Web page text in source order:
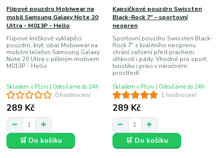
0 hodnocení
Flipové pouzdro Mobiwear na
mobil Samsung Galaxy Note 20
Ultra - M013P - Hello
Flipové knížkové vyklápěcí
pouzdro, kryt, obal Mobiwear na
mobilní telefon Samsung Galaxy
Note 20 Ultra s pěkným motivem
M013P - Hello
289 Kč
Skladem v Plzni | Odesíláme do 24h
🛒 Do košíku
1 hodnocení
Kapsičkové pouzdro Swissten
Black-Rock 7" – sportovní
neopren
Sportovní pouzdro Swissten Black-
Rock 7" z kvalitního neoprenu
chrání zařízení před prachem,
vlhkostí i pády. Vhodné pro sport,
turistiku i práci v náročném
prostředí.
289 Kč
Skladem v Plzni | Odesíláme do 24h
🛒 Do košíku